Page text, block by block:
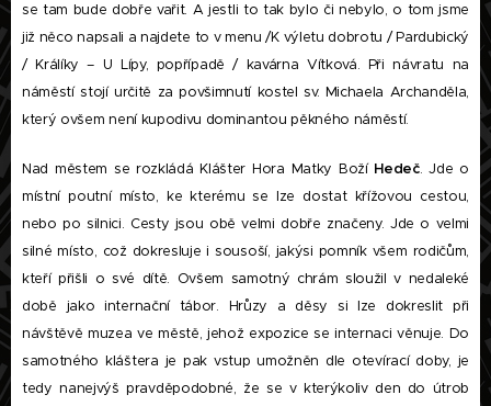
se tam bude dobře vařit. A jestli to tak bylo či nebylo, o tom jsme
již něco napsali a najdete to v menu /K výletu dobrotu / Pardubický
/ Králíky – U Lípy, popřípadě / kavárna Vítková. Při návratu na
náměstí stojí určitě za povšimnutí kostel sv. Michaela Archanděla,
který ovšem není kupodivu dominantou pěkného náměstí.
Nad městem se rozkládá Klášter Hora Matky Boží Hedeč. Jde o
místní poutní místo, ke kterému se lze dostat křížovou cestou,
nebo po silnici. Cesty jsou obě velmi dobře značeny. Jde o velmi
silné místo, což dokresluje i sousoší, jakýsi pomník všem rodičům,
kteří přišli o své dítě. Ovšem samotný chrám sloužil v nedaleké
době jako internační tábor. Hrůzy a děsy si lze dokreslit při
návštěvě muzea ve městě, jehož expozice se internaci věnuje. Do
samotného kláštera je pak vstup umožněn dle otevírací doby, je
tedy nanejvýš pravděpodobné, že se v kterýkoliv den do útrob